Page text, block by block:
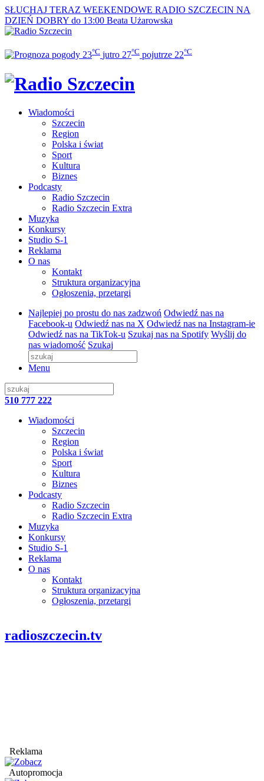
SŁUCHAJ TERAZ WEEKENDOWE RADIO SZCZECIN NA
DZIEŃ DOBRY do 13:00 Beata Użarowska
23°C jutro 27°C pojutrze 22°C
Wiadomości
Szczecin
Region
Polska i świat
Sport
Kultura
Biznes
Podcasty
Radio Szczecin
Radio Szczecin Extra
Muzyka
Konkursy
Studio S-1
Reklama
O nas
Kontakt
Struktura organizacyjna
Ogłoszenia, przetargi
Najlepiej po prostu do nas zadzwoń Odwiedź nas na
Facebook-u Odwiedź nas na X Odwiedź nas na Instagram-ie
Odwiedź nas na TikTok-u Szukaj nas na Spotify Wyślij do
nas wiadomość Szukaj
Menu
510 777 222
Wiadomości
Szczecin
Region
Polska i świat
Sport
Kultura
Biznes
Podcasty
Radio Szczecin
Radio Szczecin Extra
Muzyka
Konkursy
Studio S-1
Reklama
O nas
Kontakt
Struktura organizacyjna
Ogłoszenia, przetargi
radioszczecin.tv
Reklama
Autopromocja